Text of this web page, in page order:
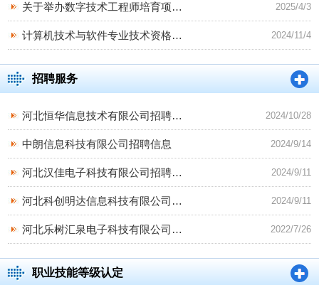
2025/4/3
关于举办数字技术工程师培育项…
2024/11/4
计算机技术与软件专业技术资格…
招聘服务
2024/10/28
河北恒华信息技术有限公司招聘…
2024/9/14
中朗信息科技有限公司招聘信息
2024/9/11
河北汉佳电子科技有限公司招聘…
2024/9/11
河北科创明达信息科技有限公司 …
2022/7/26
河北乐树汇泉电子科技有限公司 …
职业技能等级认定